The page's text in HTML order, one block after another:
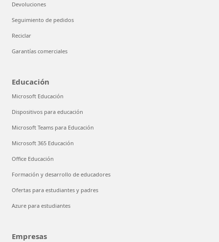
Devoluciones
Seguimiento de pedidos
Reciclar
Garantías comerciales
Educación
Microsoft Educación
Dispositivos para educación
Microsoft Teams para Educación
Microsoft 365 Educación
Office Educación
Formación y desarrollo de educadores
Ofertas para estudiantes y padres
Azure para estudiantes
Empresas